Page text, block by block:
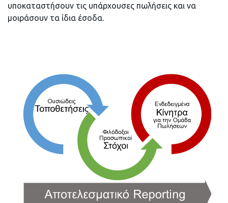
υποκαταστήσουν τις υπάρχουσες πωλήσεις και να
μοιράσουν τα ίδια έσοδα.